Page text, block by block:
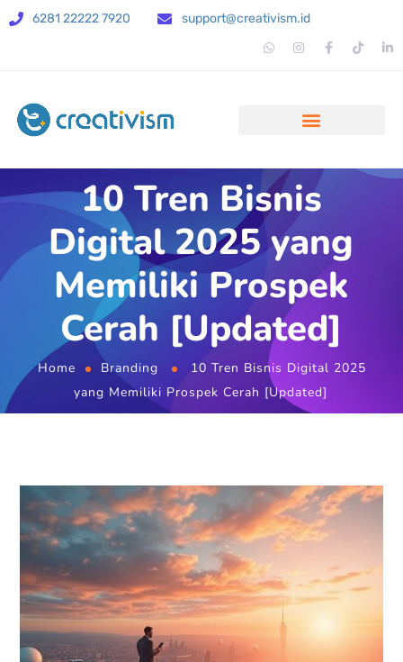
6281 22222 7920 support@creativism.id
10 Tren Bisnis
Digital 2025 yang
Memiliki Prospek
Cerah [Updated]
Home Branding
10 Tren Bisnis Digital 2025
yang Memiliki Prospek Cerah [Updated]